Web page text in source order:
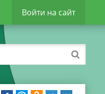
Войти на сайт